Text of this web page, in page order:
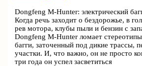
Dongfeng M-Hunter: электрический
Когда речь заходит о бездорожье, в
рев мотора, клубы пыли и бензин с
Dongfeng M-Hunter ломает
багги, заточенный под дикие трассы,
участки. И, что важно, он не просто
три года он успел засветиться